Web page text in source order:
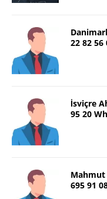
22 82
İsviçre
95 20
Mahmut
695 91